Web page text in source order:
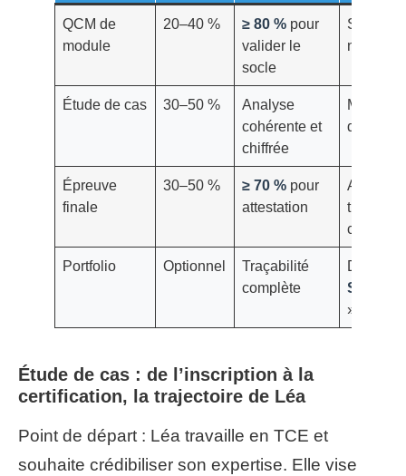
QCM de
module
20–40 % ≥ 80 % pour
valider le
socle
Scores
notes
Étude de cas 30–50 %
Analyse
cohérente et
chiffrée
Mini-
de
Épreuve
finale
30–50 % ≥ 70 % pour
attestation
Portfolio Optionnel
Traçabilité
complète
Dossier
» à
Étude de cas : de l’inscription à la
certification, la trajectoire de Léa
Point de départ : Léa travaille en TCE et
souhaite crédibiliser son expertise. Elle vise